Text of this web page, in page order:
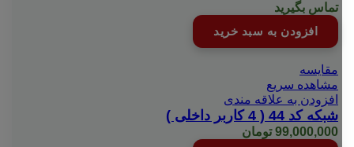
تماس بگیرید
افزودن به سبد خرید
مقایسه
مشاهده سریع
افزودن به علاقه مندی
شبکه کد 44 ( 4 کاربر داخلی )
99,000,000 تومان